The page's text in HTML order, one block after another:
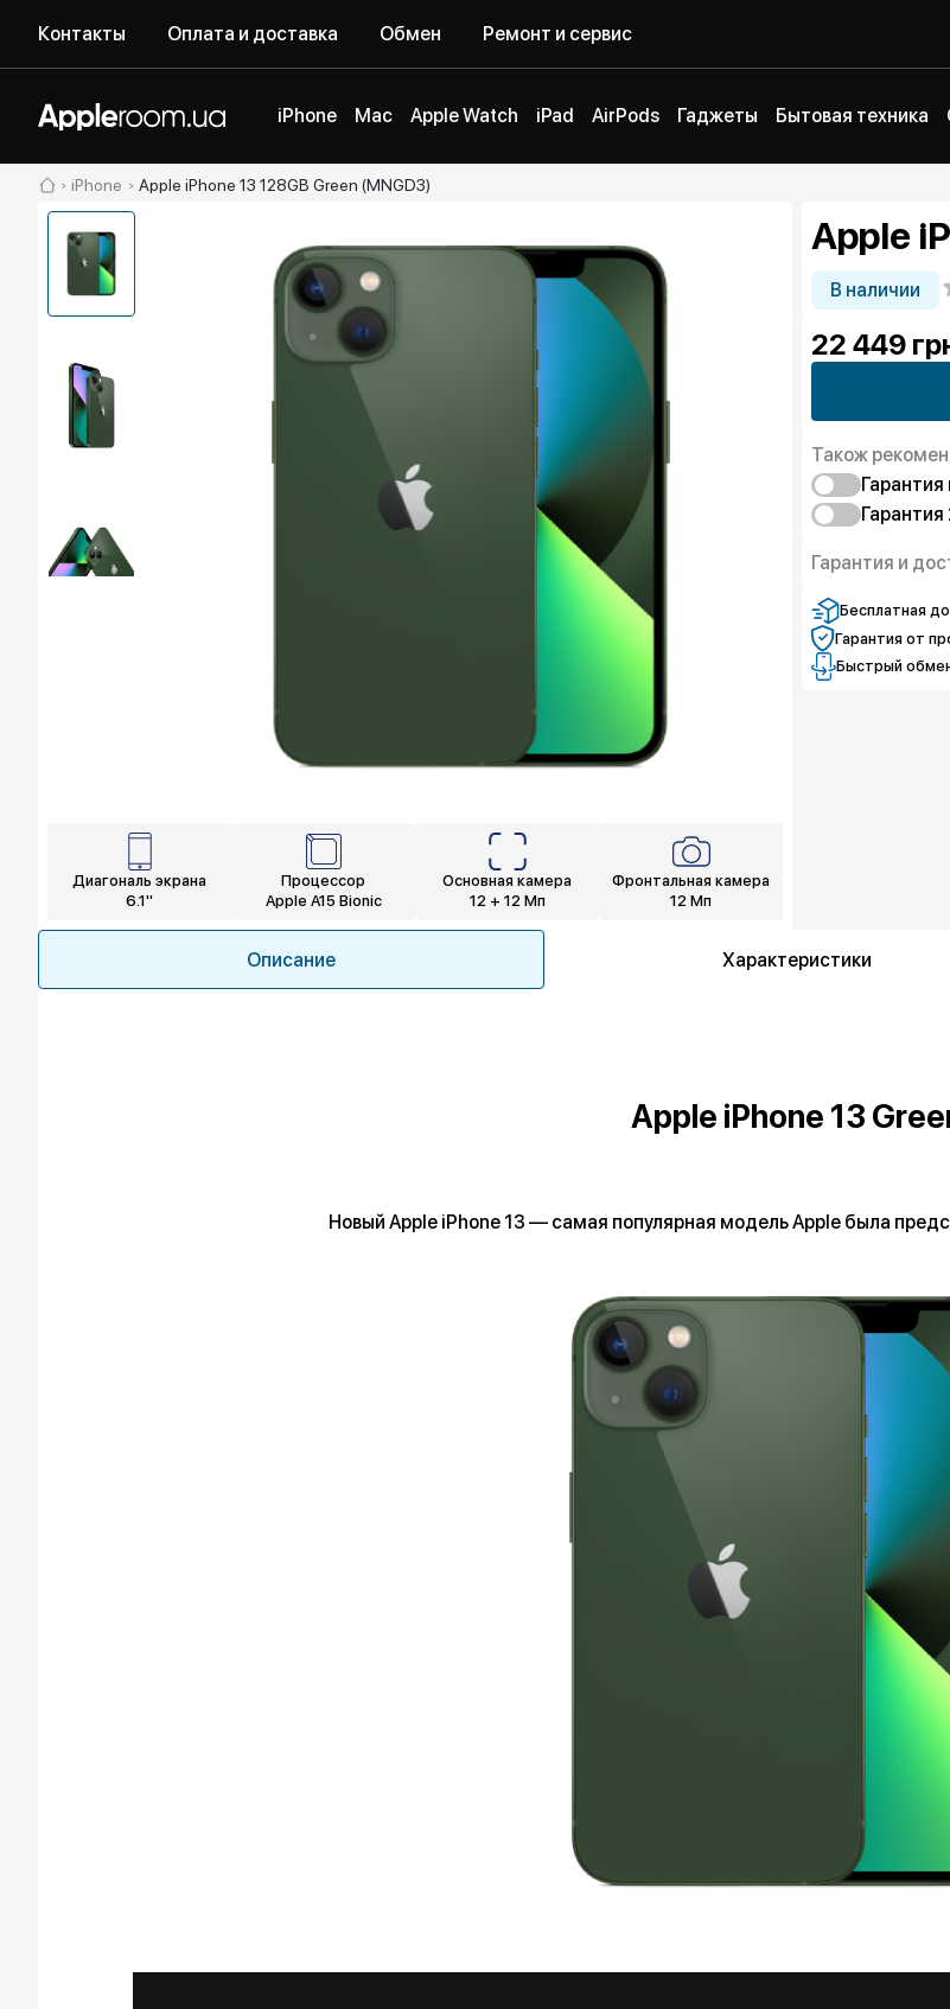
Контакты Оплата и доставка Обмен Ремонт и сервис
iPhone Mac Apple Watch iPad AirPods Гаджеты Бытовая техника
iPhone Apple iPhone 13 128GB Green (MNGD3)
Диагональ экрана
6.1"
Процессор
Apple A15 Bionic
Основная камера
12 + 12 Мп
Фронтальная камера
12 Мп
Apple
В наличии
22 449
Також
Гарантия
Защита
Полная
Гарантия
Защита
Гарантия и
Бесплатная
Гарантия от
Быстрый
Описание Характеристики
Apple iPhone 13
Новый Apple iPhone 13 — самая популярная модель Apple была